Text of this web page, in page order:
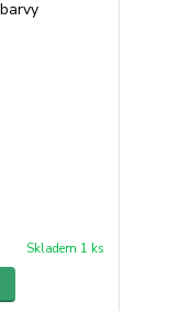
Skladem 1 ks